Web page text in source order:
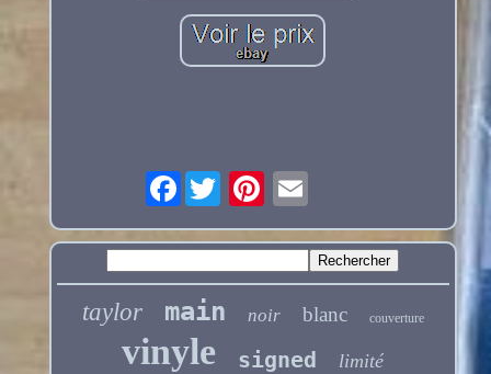
Facebook
taylor main noir blanc couverture
vinyle signed limité